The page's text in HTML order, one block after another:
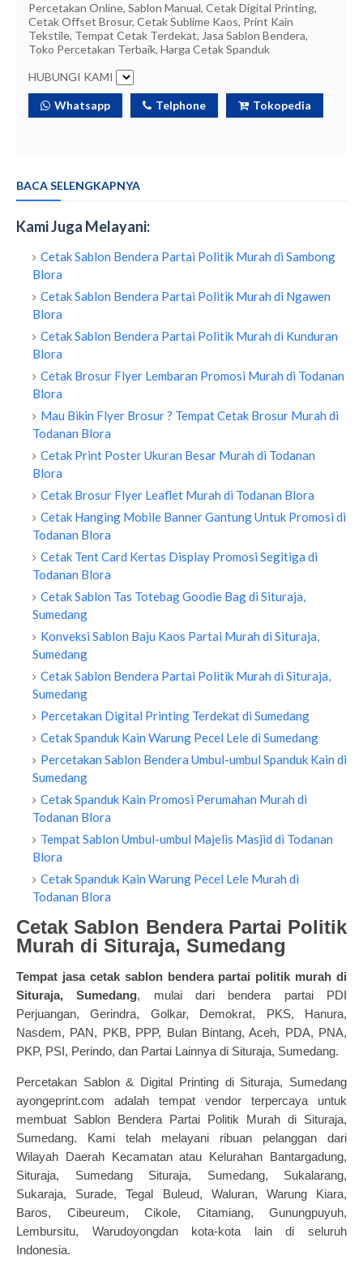
Percetakan Online, Sablon Manual, Cetak Digital Printing,
Cetak Offset Brosur, Cetak Sublime Kaos, Print Kain
Tekstile, Tempat Cetak Terdekat, Jasa Sablon Bendera,
Toko Percetakan Terbaik, Harga Cetak Spanduk
HUBUNGI KAMI
Whatsapp Telphone Tokopedia
BACA SELENGKAPNYA
Kami Juga Melayani:
Cetak Sablon Bendera Partai Politik Murah di Sambong
Blora
Cetak Sablon Bendera Partai Politik Murah di Ngawen
Blora
Cetak Sablon Bendera Partai Politik Murah di Kunduran
Blora
Cetak Brosur Flyer Lembaran Promosi Murah di Todanan
Blora
Mau Bikin Flyer Brosur ? Tempat Cetak Brosur Murah di
Todanan Blora
Cetak Print Poster Ukuran Besar Murah di Todanan
Blora
Cetak Brosur Flyer Leaflet Murah di Todanan Blora
Cetak Hanging Mobile Banner Gantung Untuk Promosi di
Todanan Blora
Cetak Tent Card Kertas Display Promosi Segitiga di
Todanan Blora
Cetak Sablon Tas Totebag Goodie Bag di Situraja,
Sumedang
Konveksi Sablon Baju Kaos Partai Murah di Situraja,
Sumedang
Cetak Sablon Bendera Partai Politik Murah di Situraja,
Sumedang
Percetakan Digital Printing Terdekat di Sumedang
Cetak Spanduk Kain Warung Pecel Lele di Sumedang
Percetakan Sablon Bendera Umbul-umbul Spanduk Kain di
Sumedang
Cetak Spanduk Kain Promosi Perumahan Murah di
Todanan Blora
Tempat Sablon Umbul-umbul Majelis Masjid di Todanan
Blora
Cetak Spanduk Kain Warung Pecel Lele Murah di
Todanan Blora
Cetak Sablon Bendera Partai Politik
Murah di Situraja, Sumedang
Tempat jasa cetak sablon bendera partai politik murah di
Situraja, Sumedang, mulai dari bendera partai PDI
Perjuangan, Gerindra, Golkar, Demokrat, PKS, Hanura,
Nasdem, PAN, PKB, PPP, Bulan Bintang, Aceh, PDA, PNA,
PKP, PSI, Perindo, dan Partai Lainnya di Situraja, Sumedang.
Percetakan Sablon & Digital Printing di Situraja, Sumedang
ayongeprint.com adalah tempat vendor terpercaya untuk
membuat Sablon Bendera Partai Politik Murah di Situraja,
Sumedang. Kami telah melayani ribuan pelanggan dari
Wilayah Daerah Kecamatan atau Kelurahan Bantargadung,
Situraja, Sumedang Situraja, Sumedang, Sukalarang,
Sukaraja, Surade, Tegal Buleud, Waluran, Warung Kiara,
Baros, Cibeureum, Cikole, Citamiang, Gunungpuyuh,
Lembursitu, Warudoyongdan kota-kota lain di seluruh
Indonesia.